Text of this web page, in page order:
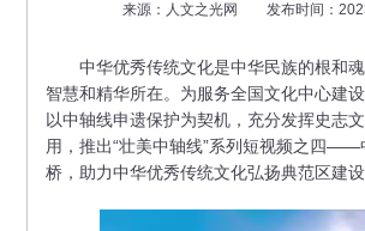
社科讲堂
科普活动
来源：人文之光网 发布时间：
中华优秀传统文化是中华民族的根和魂
智慧和精华所在。为服务全国文化中心建
以中轴线申遗保护为契机，充分发挥史志
用，推出“壮美中轴线”系列短视频之四——
桥，助力中华优秀传统文化弘扬典范区建设